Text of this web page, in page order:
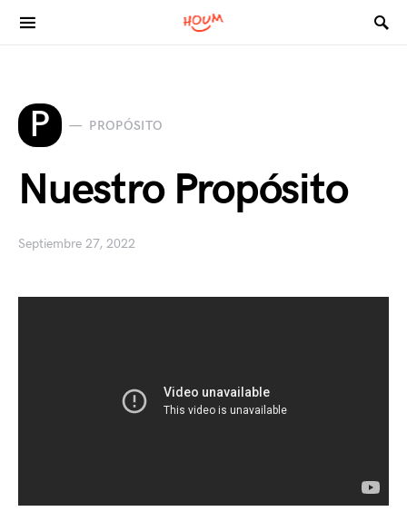
Search for:
P PROPÓSITO
Nuestro Propósito
Septiembre 27, 2022